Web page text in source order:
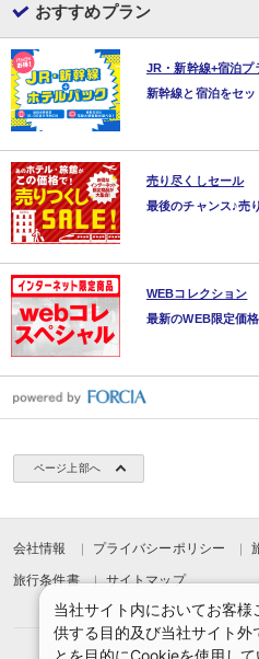
おすすめプラン
JR・新幹線+宿泊プ
新幹線と宿泊をセッ
売り尽くしセール
最後のチャンス♪売
WEBコレクション
最新のWEB限定価
ページ上部へ
会社情報 プライバシーポリシー
旅行条件書 サイトマップ
当社サイト内においてお客
供する目的及び当社サイト外
とを目的にCookieを使用し